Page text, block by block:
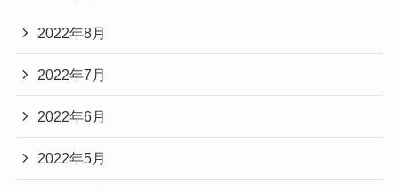
2022年8月
2022年7月
2022年6月
2022年5月